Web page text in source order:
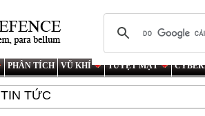
PHÂN TÍCH VŨ KHÍ TUYỆT MẬT
TIN TỨC